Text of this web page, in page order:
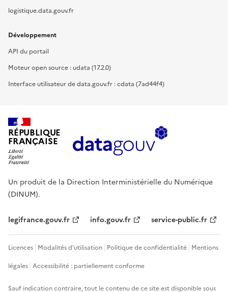
logistique.data.gouv.fr
Développement
API du portail
Moteur open source : udata (17.2.0)
Interface utilisateur de data.gouv.fr : cdata (7ad44f4)
RÉPUBLIQUE
FRANÇAISE
Un produit de la Direction Interministérielle du Numérique
(DINUM).
legifrance.gouv.fr info.gouv.fr service-public.fr
Licences Modalités d'utilisation Politique de confidentialité Mentions
légales Accessibilité : partiellement conforme
Sauf indication contraire, tout le contenu de ce site est disponible sous